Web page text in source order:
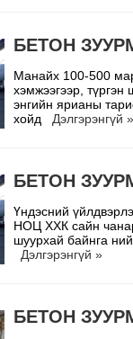
БЕТОН
Манайх 100-500
хэмжээгээр,
энгийн ярианы
хойд Дэлгэрэнгүй »
БЕТОН
Үндэсний
НОЦ ХХК сайн
шуурхай байнга
Дэлгэрэнгүй »
БЕТОН